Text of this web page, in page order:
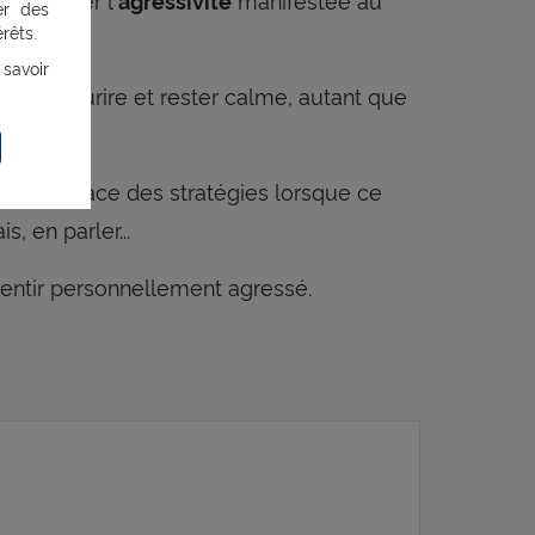
Sourire et rester calme, autant que
en place des stratégies lorsque ce
en parler...
personnellement agressé.
des